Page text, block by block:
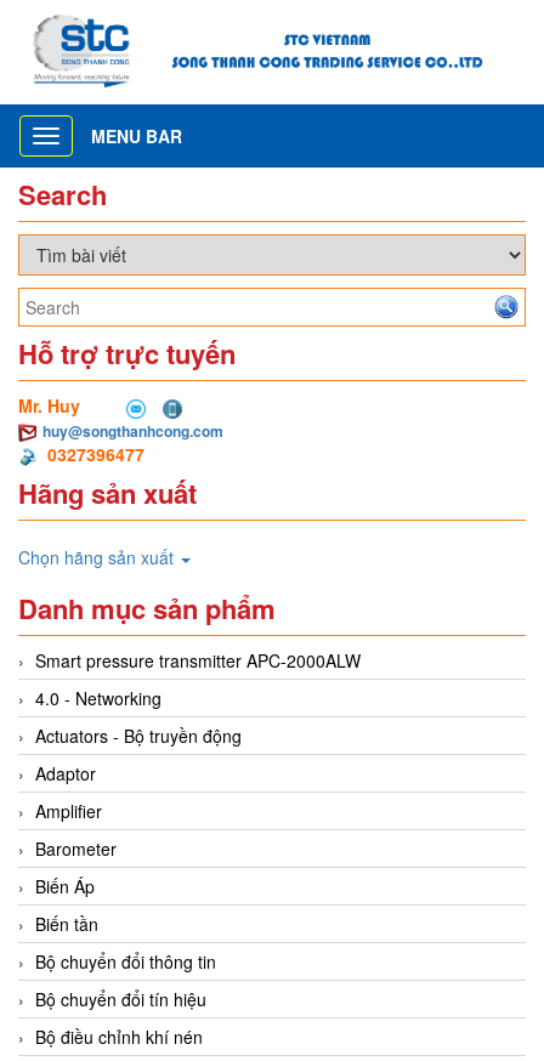
Toggle
navigation
MENU BAR
Search
Hỗ trợ trực tuyến
Mr. Huy
huy@songthanhcong.com
0327396477
Hãng sản xuất
Chọn hãng sản xuất
Danh mục sản phẩm
Smart pressure transmitter APC-2000ALW
4.0 - Networking
Actuators - Bộ truyền động
Adaptor
Amplifier
Barometer
Biến Áp
Biến tần
Bộ chuyển đổi thông tin
Bộ chuyển đổi tín hiệu
Bộ điều chỉnh khí nén